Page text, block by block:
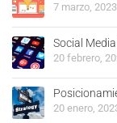
7 marzo, 2023
Social
20 febrero,
20 enero,